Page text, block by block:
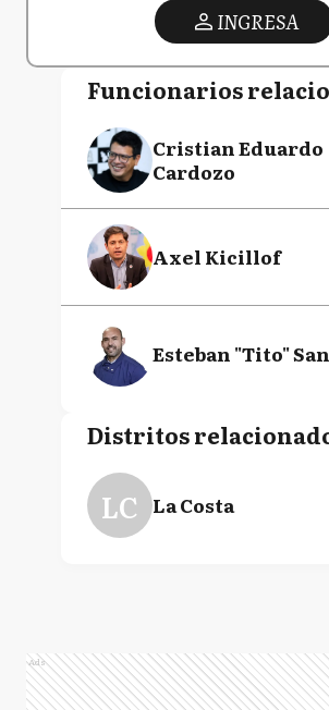
INGRESA
Funcionarios
Cristian Eduardo
Cardozo
Axel Kicillof
Esteban "Tito"
Distritos
LC La Costa
Ads